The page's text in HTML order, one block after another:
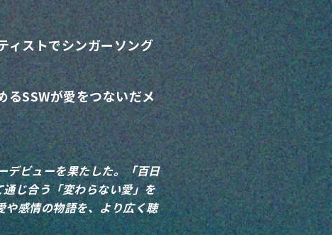
ィストでシンガーソング
るSSWが愛をつないだメ
デビューを果たした。「百日
じ合う「変わらない愛」を
感情の物語を、より広く聴